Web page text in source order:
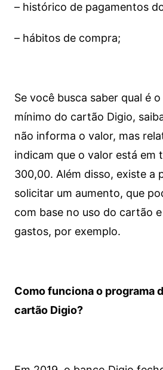
– histórico de pagamentos
– hábitos de compra;
Se você busca saber qual é
mínimo do cartão Digio,
não informa o valor, mas
indicam que o valor está em
300,00. Além disso, existe a
solicitar um aumento, que
com base no uso do cartão
gastos, por exemplo.
Como funciona o programa
cartão Digio?